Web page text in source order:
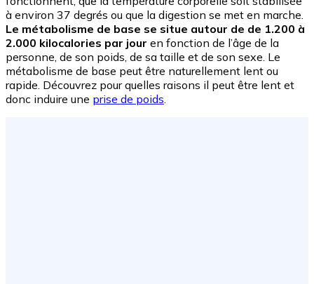
à environ 37 degrés ou que la digestion se met en marche.
Le métabolisme de base se situe autour de de 1.200 à
2.000 kilocalories par jour en fonction de l’âge de la
personne, de son poids, de sa taille et de son sexe. Le
métabolisme de base peut être naturellement lent ou
rapide. Découvrez pour quelles raisons il peut être lent et
donc induire une prise de poids.